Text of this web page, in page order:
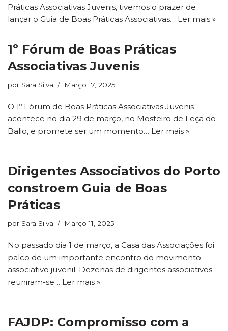
Práticas Associativas Juvenis, tivemos o prazer de
lançar o Guia de Boas Práticas Associativas… Ler mais »
1º Fórum de Boas Práticas
Associativas Juvenis
por Sara Silva Março 17, 2025
O 1º Fórum de Boas Práticas Associativas Juvenis
acontece no dia 29 de março, no Mosteiro de Leça do
Balio, e promete ser um momento… Ler mais »
Dirigentes Associativos do Porto
constroem Guia de Boas
Práticas
por Sara Silva Março 11, 2025
No passado dia 1 de março, a Casa das Associações foi
palco de um importante encontro do movimento
associativo juvenil. Dezenas de dirigentes associativos
reuniram-se… Ler mais »
FAJDP: Compromisso com a